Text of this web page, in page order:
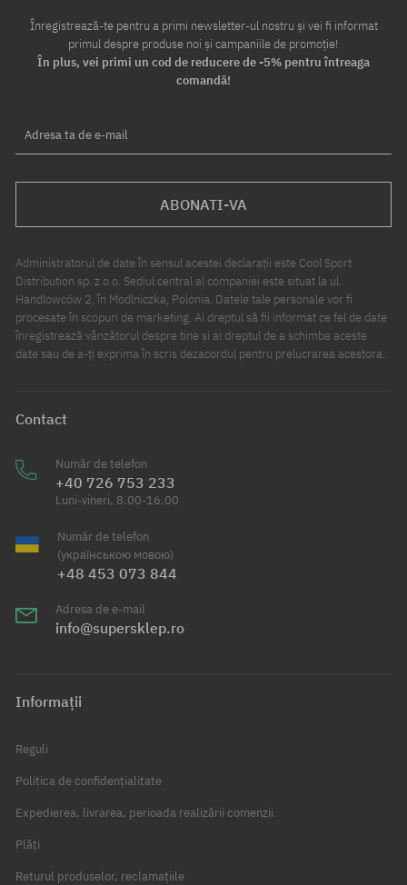
Înregistrează-te pentru a primi newsletter-ul nostru și vei fi informat
primul despre produse noi și campaniile de promoție!
În plus, vei primi un cod de reducere de -5% pentru întreaga
comandă!
Adresa ta de e-mail
ABONATI-VA
Administratorul de date în sensul acestei declarații este Cool Sport
Distribution sp. z o.o. Sediul central al companiei este situat la ul.
Handlowców 2, în Modlniczka, Polonia. Datele tale personale vor fi
procesate în scopuri de marketing. Ai dreptul să fii informat ce fel de date
înregistrează vânzătorul despre tine și ai dreptul de a schimba aceste
date sau de a-ți exprima în scris dezacordul pentru prelucrarea acestora.
Contact
Număr de telefon
+40 726 753 233
Luni-vineri, 8.00-16.00
Număr de telefon
(українською мовою)
+48 453 073 844
Adresa de e-mail
info@supersklep.ro
Informații
Reguli
Politica de confidențialitate
Expedierea, livrarea, perioada realizării comenzii
Plăți
Returul produselor, reclamațiile